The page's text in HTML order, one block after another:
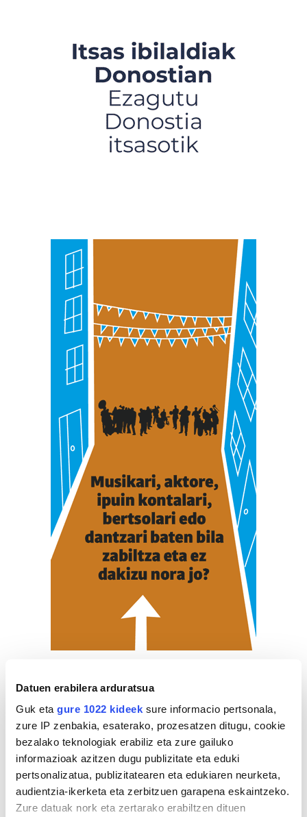
Datuen erabilera arduratsua
Guk eta gure 1022 kideek sure informacio pertsonala,
zure IP zenbakia, esaterako, prozesatzen ditugu, cookie
bezalako teknologiak erabiliz eta zure gailuko
informazioak azitzen dugu publizitate eta eduki
pertsonalizatua, publizitatearen eta edukiaren neurketa,
audientzia-ikerketa eta zerbitzuen garapena eskaintzeko.
Zure datuak nork eta zertarako erabiltzen dituen
ZERBITZU GIDA
Supermerkatuak
EROSKI LEZO